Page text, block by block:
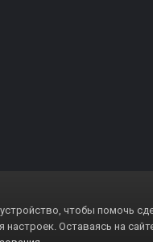
чтобы помочь
настроек. Оставаясь на